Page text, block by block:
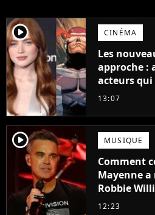
player2 CINÉMA
Les
approche :
acteurs
Frost et
13:07
player2 MUSIQUE
Comment
Mayenne a
Robbie
cette année ?
12:23